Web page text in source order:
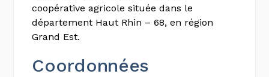
coopérative agricole située dans le
département Haut Rhin – 68, en région
Grand Est.
Coordonnées